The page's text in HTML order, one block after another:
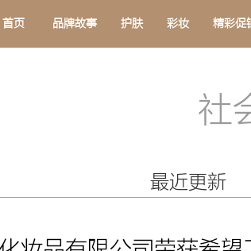
首页 品牌故事 护肤 彩妆 精彩促
社
最近更新